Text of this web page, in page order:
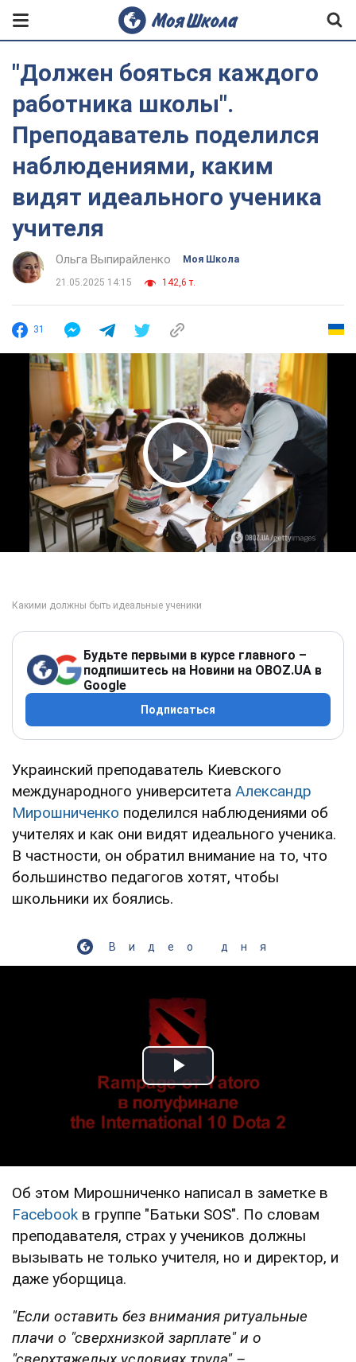
"Должен бояться каждого
работника школы".
Преподаватель поделился
наблюдениями, каким
видят идеального ученика
учителя
Ольга Выпирайленко Моя Школа
21.05.2025 14:15 142,6 т.
31
Play Video
Будьте первыми в курсе главного –
подпишитесь на Новини на OBOZ.UA в
Google
Подписаться
Украинский преподаватель Киевского
международного университета Александр
Мирошниченко поделился наблюдениями об
учителях и как они видят идеального ученика.
В частности, он обратил внимание на то, что
большинство педагогов хотят, чтобы
школьники их боялись.
Видео дня
Play Video
Об этом Мирошниченко написал в заметке в
Facebook в группе "Батьки SOS". По словам
преподавателя, страх у учеников должны
вызывать не только учителя, но и директор, и
даже уборщица.
"Если оставить без внимания ритуальные
плачи о "сверхнизкой зарплате" и о